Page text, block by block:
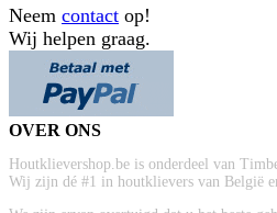
Neem contact op!
Wij helpen graag.
OVER ONS
Houtklievershop.be is onderdeel van
Wij zijn dé #1 in houtklievers van België